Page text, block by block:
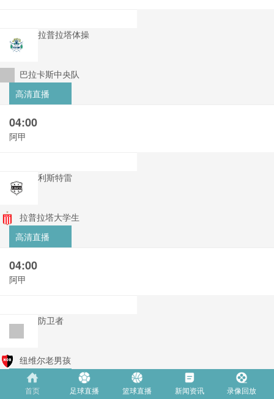
拉普拉塔体操
巴拉卡斯中央队
高清直播
04:00
阿甲
利斯特雷
拉普拉塔大学生
高清直播
04:00
阿甲
防卫者
纽维尔老男孩
高清直播
首页 足球直播 篮球直播 新闻资讯 录像回放